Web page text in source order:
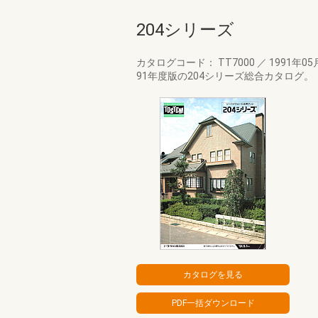
204シリーズ
カタログコード： TT7000 ／ 1991年05
91年度版の204シリーズ総合カタログ。